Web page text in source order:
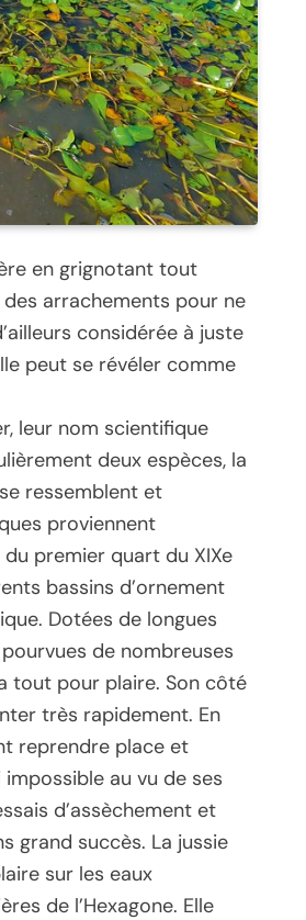
en grignotant tout
des arrachements pour ne
considérée à juste
peut se révéler comme
leur nom scientifique
deux espèces, la
ressemblent et
proviennent
premier quart du XIXe
bassins d’ornement
Dotées de longues
de nombreuses
tout pour plaire. Son côté
très rapidement. En
reprendre place et
au vu de ses
d’assèchement et
grand succès. La jussie
sur les eaux
de l’Hexagone. Elle